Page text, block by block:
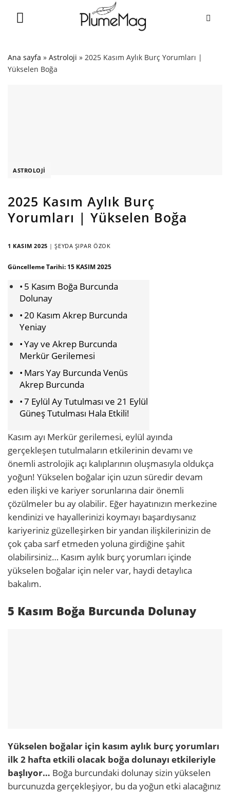
Ana sayfa » Astroloji » 2025 Kasım Aylık Burç Yorumları |
Yükselen Boğa
ASTROLOJI
2025 Kasım Aylık Burç
Yorumları | Yükselen Boğa
1 KASIM 2025 |ŞEYDA ŞIPAR ÖZOK
Güncelleme Tarihi: 15 KASIM 2025
5 Kasım Boğa Burcunda
Dolunay
20 Kasım Akrep Burcunda
Yeniay
Yay ve Akrep Burcunda
Merkür Gerilemesi
Mars Yay Burcunda Venüs
Akrep Burcunda
7 Eylül Ay Tutulması ve 21 Eylül
Güneş Tutulması Hala Etkili!
Kasım ayı Merkür gerilemesi, eylül ayında
gerçekleşen tutulmaların etkilerinin devamı ve
önemli astrolojik açı kalıplarının oluşmasıyla oldukça
yoğun! Yükselen boğalar için uzun süredir devam
eden ilişki ve kariyer sorunlarına dair önemli
çözülmeler bu ay olabilir. Eğer hayatınızın merkezine
kendinizi ve hayallerinizi koymayı başardıysanız
kariyeriniz güzelleşirken bir yandan ilişkilerinizin de
çok çaba sarf etmeden yoluna girdiğine şahit
olabilirsiniz… Kasım aylık burç yorumları içinde
yükselen boğalar için neler var, haydi detaylıca
bakalım.
5 Kasım Boğa Burcunda Dolunay
Yükselen boğalar için kasım aylık burç yorumları
ilk 2 hafta etkili olacak boğa dolunayı etkileriyle
başlıyor… Boğa burcundaki dolunay sizin yükselen
burcunuzda gerçekleşiyor, bu da yoğun etki alacağınız